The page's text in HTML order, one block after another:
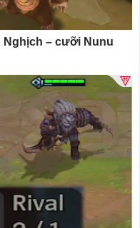
Nghịch – cưỡi Nunu